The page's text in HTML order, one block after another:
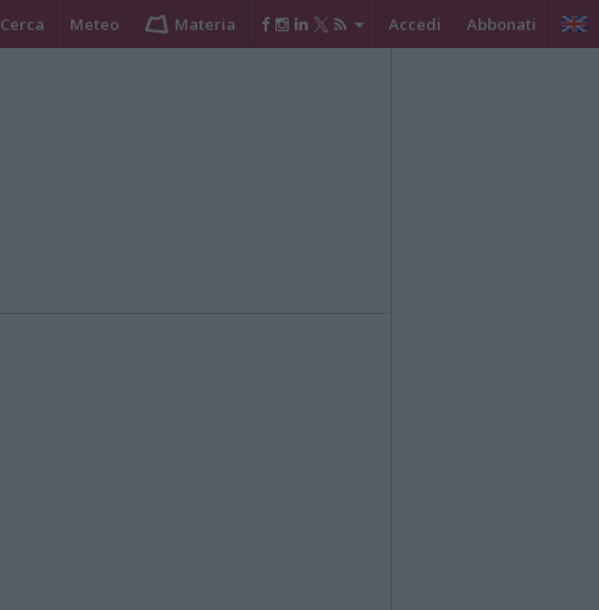
Cerca Meteo Materia Accedi Abbonati